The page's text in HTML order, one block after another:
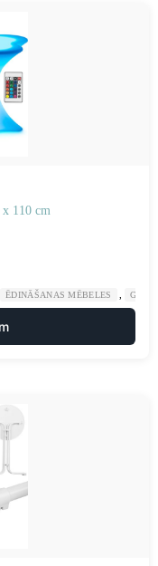
110 cm
ĒDINĀŠANAS MĒBELES